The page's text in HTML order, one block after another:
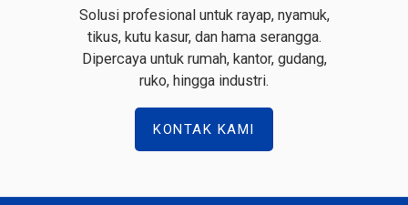
Solusi profesional untuk rayap, nyamuk,
tikus, kutu kasur, dan hama serangga.
Dipercaya untuk rumah, kantor, gudang,
ruko, hingga industri.
KONTAK KAMI